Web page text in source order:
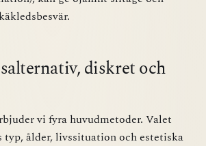
diskret och
vi fyra huvudmetoder. Valet
typ, ålder, livssituation och estetiska